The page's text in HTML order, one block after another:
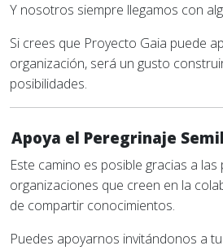
Y nosotros siempre llegamos con
Si crees que Proyecto Gaia puede
organización, será un gusto
posibilidades.
Apoya el Peregrinaje
Este camino es posible gracias a
organizaciones que creen en la
de compartir conocimientos.
Puedes apoyarnos invitándonos a